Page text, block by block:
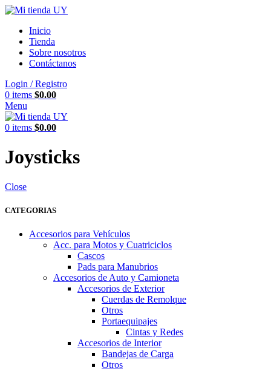
Inicio
Tienda
Sobre nosotros
Contáctanos
Login / Registro
0 items $0.00
Menu
0 items $0.00
Joysticks
Close
CATEGORIAS
Accesorios para Vehículos
Acc. para Motos y Cuatriciclos
Cascos
Pads para Manubrios
Accesorios de Auto y Camioneta
Accesorios de Exterior
Cuerdas de Remolque
Otros
Portaequipajes
Cintas y Redes
Accesorios de Interior
Bandejas de Carga
Otros